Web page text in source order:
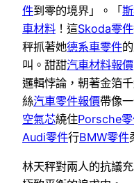
件到零的境界」。「
車材料 ！這Skoda零件
秤抓著她德系車零件
叫。甜甜汽車材料報價
邏輯悖論，朝著金箔
絲汽車零件報價帶像
空氣芯繞住Porsche
Audi零件行BMW零件
林天秤對兩人的抗議